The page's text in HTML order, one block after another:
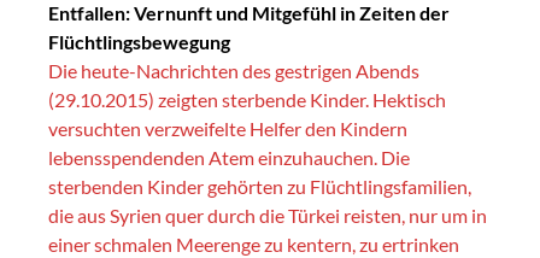
Entfallen: Vernunft und Mitgefühl in Zeiten der
Flüchtlingsbewegung
Die heute-Nachrichten des gestrigen Abends
(29.10.2015) zeigten sterbende Kinder. Hektisch
versuchten verzweifelte Helfer den Kindern
lebensspendenden Atem einzuhauchen. Die
sterbenden Kinder gehörten zu Flüchtlingsfamilien,
die aus Syrien quer durch die Türkei reisten, nur um in
einer schmalen Meerenge zu kentern, zu ertrinken